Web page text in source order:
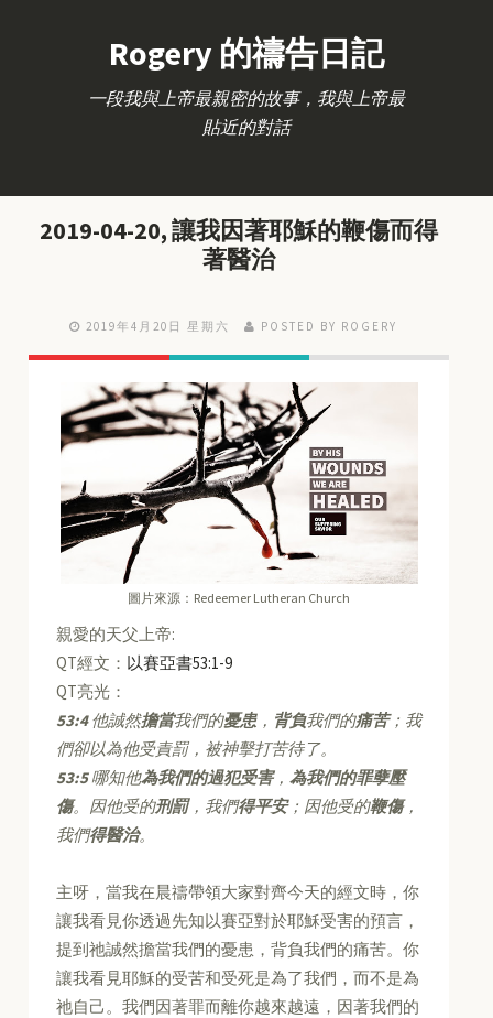
Rogery 的禱告日記
一段我與上帝最親密的故事，我與上帝最
貼近的對話
2019-04-20, 讓我因著耶穌的鞭傷而得
著醫治
2019年4月20日 星期六 POSTED BY ROGERY
圖片來源：Redeemer Lutheran Church
親愛的天父上帝:
QT經文： 以賽亞書53:1-9
QT亮光：
53:4他誠然擔當我們的憂患， 背負我們的痛苦；我
們卻以為他受責罰，被神擊打苦待了。
53:5哪知他為我們的過犯受害，為我們的罪孽壓
傷。因他受的刑罰，我們得平安；因他受的鞭傷，
我們得醫治。
主呀，當我在晨禱帶領大家對齊今天的經文時，你
讓我看見你透過先知以賽亞對於耶穌受害的預言，
提到祂誠然擔當我們的憂患，背負我們的痛苦。你
讓我看見耶穌的受苦和受死是為了我們，而不是為
祂自己。我們因著罪而離你越來越遠，因著我們的